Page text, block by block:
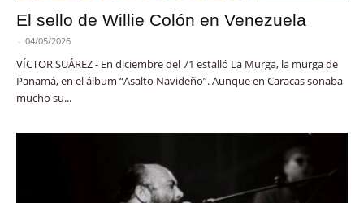
El sello de Willie Colón en Venezuela
- 04/05/2026
VÍCTOR SUÁREZ - En diciembre del 71 estalló La Murga, la murga de
Panamá, en el álbum “Asalto Navideño”. Aunque en Caracas sonaba
mucho su...